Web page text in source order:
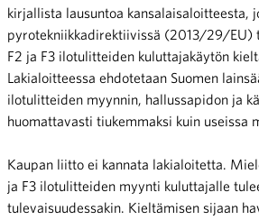
kirjallista lausuntoa kansalaisaloitteesta,
pyrotekniikkadirektiivissä (2013/29/EU)
F2 ja F3 ilotulitteiden kuluttajakäytön
Lakialoitteessa ehdotetaan Suomen
ilotulitteiden myynnin, hallussapidon ja
huomattavasti tiukemmaksi kuin useissa
Kaupan liitto ei kannata lakialoitetta.
ja F3 ilotulitteiden myynti kuluttajalle
tulevaisuudessakin. Kieltämisen sijaan